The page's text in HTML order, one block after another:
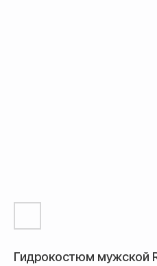
Гидрокостюм мужской